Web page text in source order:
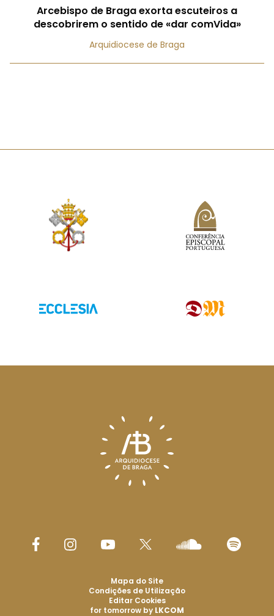
Arcebispo de Braga exorta escuteiros a
descobrirem o sentido de «dar comVida»
Arquidiocese de Braga
Mapa do Site
Condições de Utilização
Editar Cookies
for tomorrow by LKCOM